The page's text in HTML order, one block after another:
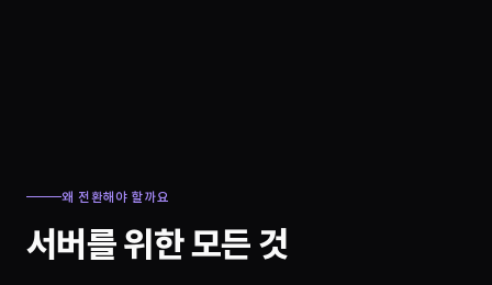
왜 전환해야 할까요
서버를 위한 모든 것